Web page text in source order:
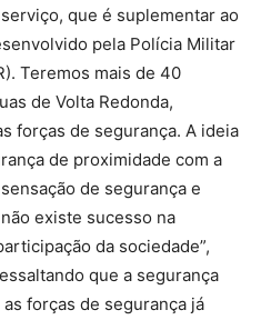
que é suplementar ao
pela Polícia Militar
Teremos mais de 40
de Volta Redonda,
forças de segurança. A ideia
de proximidade com a
de segurança e
existe sucesso na
da sociedade”,
que a segurança
forças de segurança já